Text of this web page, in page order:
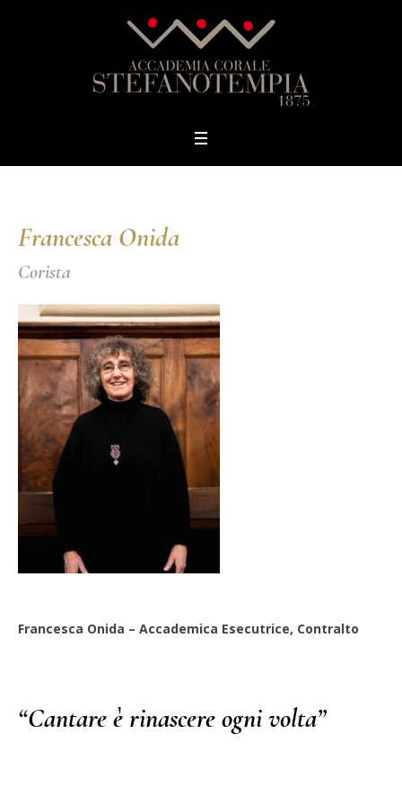
Francesca Onida
Corista
Francesca Onida – Accademica Esecutrice, Contralto
“Cantare è rinascere ogni volta”